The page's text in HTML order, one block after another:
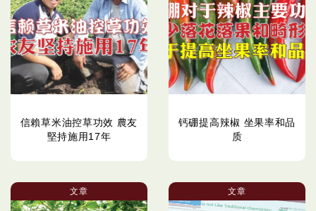
信賴草米油控草功效 農友
堅持施用17年
钙硼提高辣椒 坐果率和品
质
文章 文章